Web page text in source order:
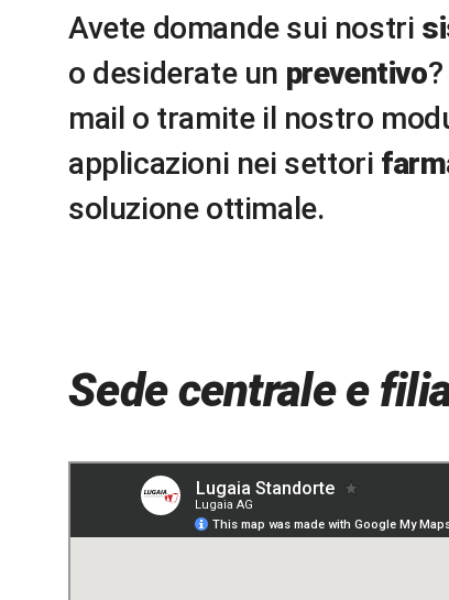
Alle brochure dei prodotti
Avete domande sui nostri
o desiderate un preventivo
mail o tramite il nostro
applicazioni nei settori
soluzione ottimale.
Sede centrale e